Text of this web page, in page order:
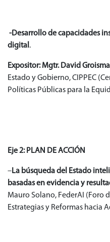
-Desarrollo de capacidades
digital .
Expositor: Mgtr. David
Estado y Gobierno, CIPPEC
Políticas Públicas para la
Eje 2: PLAN DE ACCIÓN
–La búsqueda del Estado
basadas en evidencia y
Mauro Solano, FederAI (Foro
Estrategias y Reformas hacia